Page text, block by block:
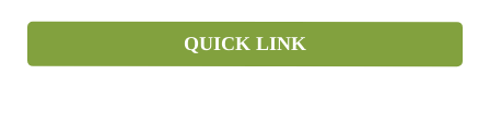
QUICK LINK